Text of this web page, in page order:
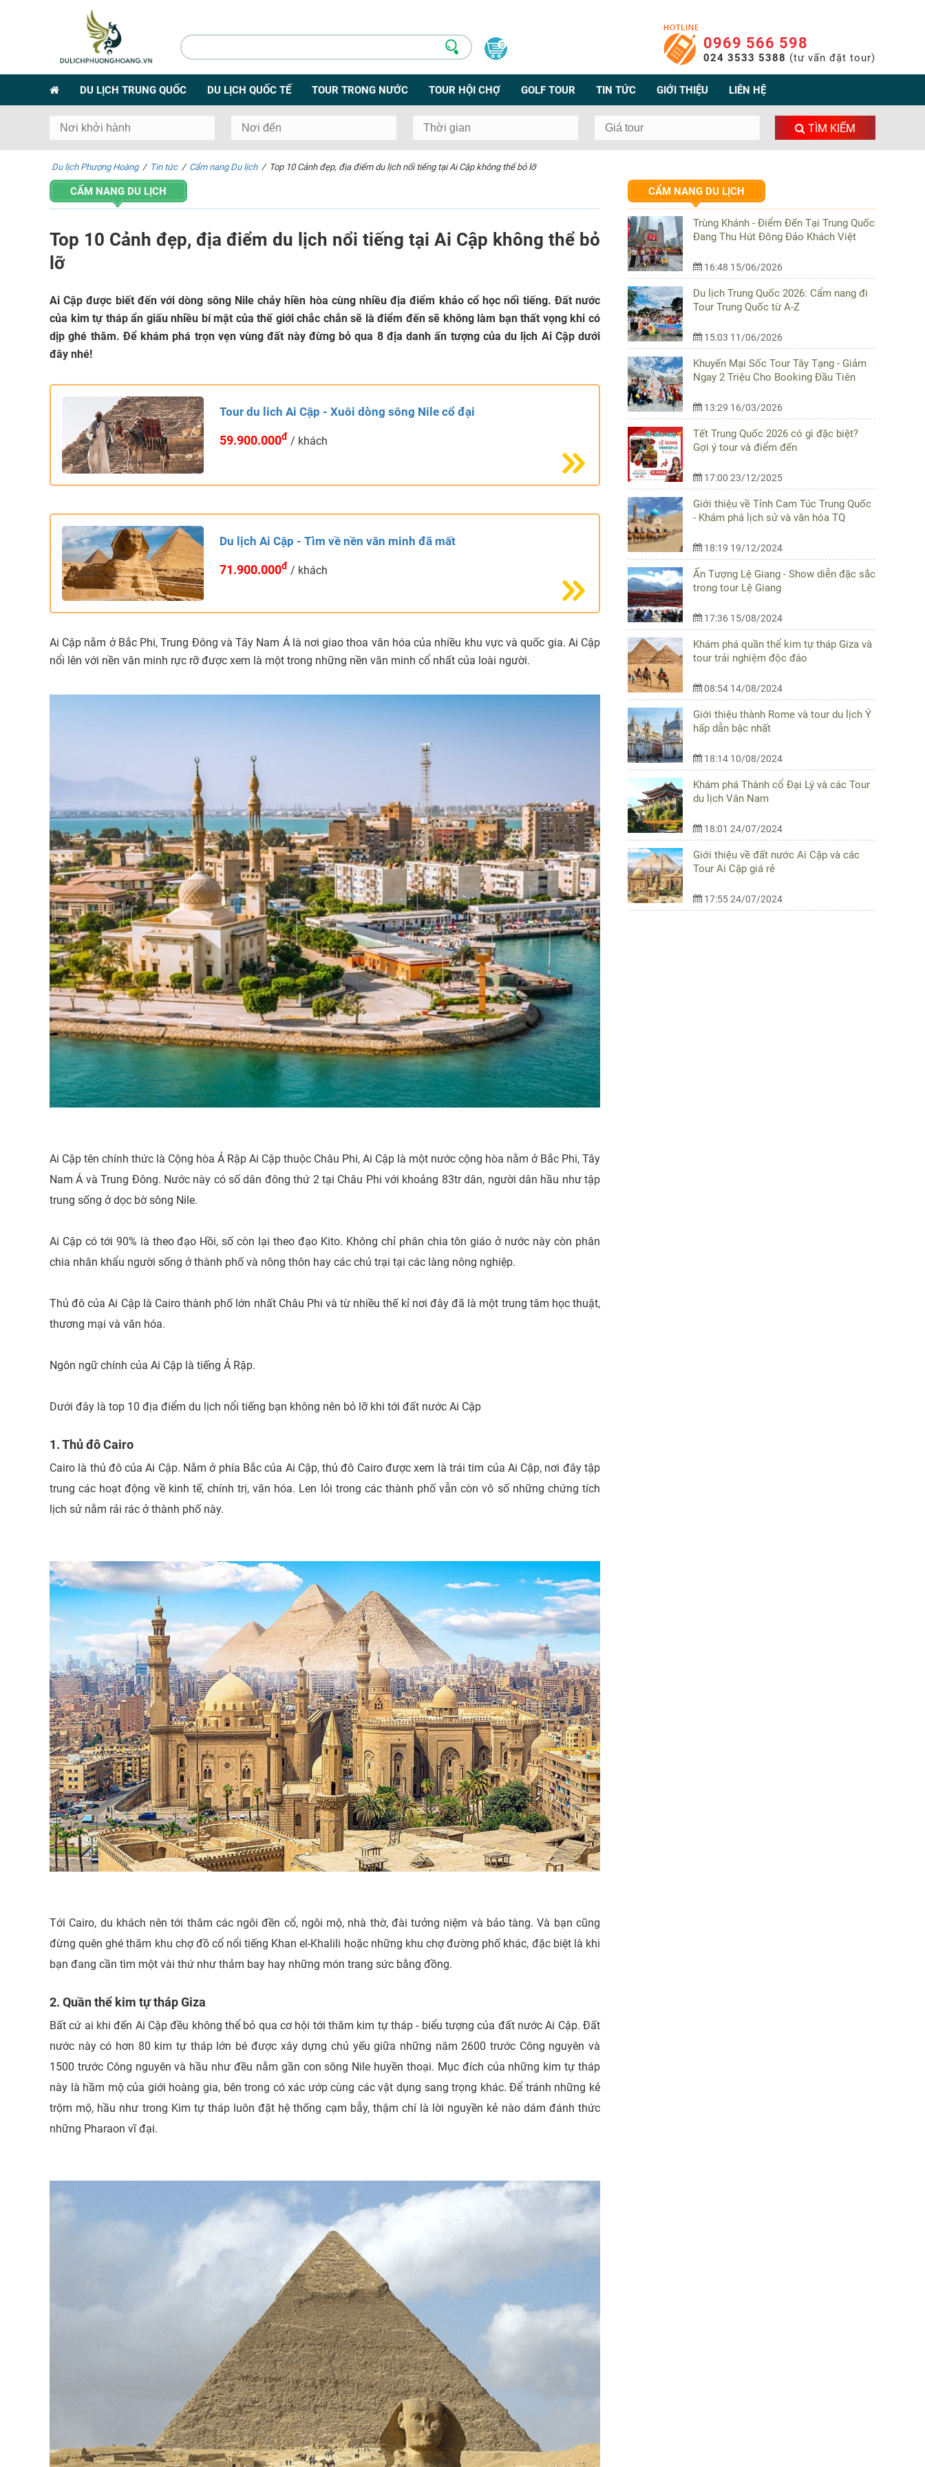
0 0969 566 598
024 3533 5388 (tư vấn đặt tour)
DU LỊCH TRUNG QUỐC DU LỊCH QUỐC TẾ TOUR TRONG NƯỚC TOUR HỘI CHỢ GOLF TOUR TIN TỨC GIỚI THIỆU LIÊN HỆ
TÌM KIẾM
Du lịch Phượng Hoàng / Tin tức / Cẩm nang Du lịch / Top 10 Cảnh đẹp, địa điểm du lịch nổi tiếng tại Ai Cập không thể bỏ lỡ
CẨM NANG DU LỊCH
Top 10 Cảnh đẹp, địa điểm du lịch nổi tiếng tại Ai Cập không thể bỏ
lỡ
Ai Cập được biết đến với dòng sông Nile chảy hiền hòa cùng nhiều địa điểm khảo cổ học nổi tiếng. Đất nước
của kim tự tháp ẩn giấu nhiều bí mật của thế giới chắc chắn sẽ là điểm đến sẽ không làm bạn thất vọng khi có
dịp ghé thăm. Để khám phá trọn vẹn vùng đất này đừng bỏ qua 8 địa danh ấn tượng của du lịch Ai Cập dưới
đây nhé!
Tour du lich Ai Cập - Xuôi dòng sông Nile cổ đại
59.900.000đ / khách
Du lịch Ai Cập - Tìm về nền văn minh đã mất
71.900.000đ / khách
Ai Cập nằm ở Bắc Phi, Trung Đông và Tây Nam Á là nơi giao thoa văn hóa của nhiều khu vực và quốc gia. Ai Cập
nổi lên với nền văn minh rực rỡ được xem là một trong những nền văn minh cổ nhất của loài người.
Ai Cập tên chính thức là Cộng hòa Ả Rập Ai Cập thuộc Châu Phi, Ai Cập là một nước cộng hòa nằm ở Bắc Phi, Tây
Nam Á và Trung Đông. Nước này có số dân đông thứ 2 tại Châu Phi với khoảng 83tr dân, người dân hầu như tập
trung sống ở dọc bờ sông Nile.
Ai Cập có tới 90% là theo đạo Hồi, số còn lại theo đạo Kito. Không chỉ phân chia tôn giáo ở nước này còn phân
chia nhân khẩu người sống ở thành phố và nông thôn hay các chủ trại tại các làng nông nghiệp.
Thủ đô của Ai Cập là Cairo thành phố lớn nhất Châu Phi và từ nhiều thế kỉ nơi đây đã là một trung tâm học thuật,
thương mại và văn hóa.
Ngôn ngữ chính của Ai Cập là tiếng Ả Rập.
Dưới đây là top 10 địa điểm du lịch nổi tiếng bạn không nên bỏ lỡ khi tới đất nước Ai Cập
1. Thủ đô Cairo
Cairo là thủ đô của Ai Cập. Nằm ở phía Bắc của Ai Cập, thủ đô Cairo được xem là trái tim của Ai Cập, nơi đây tập
trung các hoạt động về kinh tế, chính trị, văn hóa. Len lỏi trong các thành phố vẫn còn vô số những chứng tích
lịch sử nằm rải rác ở thành phố này.
Tới Cairo, du khách nên tới thăm các ngôi đền cổ, ngôi mộ, nhà thờ, đài tưởng niệm và bảo tàng. Và bạn cũng
đừng quên ghé thăm khu chợ đồ cổ nổi tiếng Khan el-Khalili hoặc những khu chợ đường phố khác, đặc biệt là khi
bạn đang cần tìm một vài thứ như thảm bay hay những món trang sức bằng đồng.
2. Quần thể kim tự tháp Giza
Bất cứ ai khi đến Ai Cập đều không thể bỏ qua cơ hội tới thăm kim tự tháp - biểu tượng của đất nước Ai Cập. Đất
nước này có hơn 80 kim tự tháp lớn bé được xây dựng chủ yếu giữa những năm 2600 trước Công nguyên và
1500 trước Công nguyên và hầu như đều nằm gần con sông Nile huyền thoại. Mục đích của những kim tự tháp
này là hầm mộ của giới hoàng gia, bên trong có xác ướp cùng các vật dụng sang trọng khác. Để tránh những kẻ
trộm mộ, hầu như trong Kim tự tháp luôn đặt hệ thống cạm bẫy, thậm chí là lời nguyền kẻ nào dám đánh thức
những Pharaon vĩ đại.
CẨM NANG DU LỊCH
Trùng Khánh - Điểm Đến Tại Trung Quốc
Đang Thu Hút Đông Đảo Khách Việt
16:48 15/06/2026
Du lịch Trung Quốc 2026: Cẩm nang đi
Tour Trung Quốc từ A-Z
15:03 11/06/2026
Khuyến Mại Sốc Tour Tây Tạng - Giảm
Ngay 2 Triệu Cho Booking Đầu Tiên
13:29 16/03/2026
Tết Trung Quốc 2026 có gì đặc biệt?
Gợi ý tour và điểm đến
17:00 23/12/2025
Giới thiệu về Tỉnh Cam Túc Trung Quốc
- Khám phá lịch sử và văn hóa TQ
18:19 19/12/2024
Ấn Tượng Lệ Giang - Show diễn đặc sắc
trong tour Lệ Giang
17:36 15/08/2024
Khám phá quần thể kim tự tháp Giza và
tour trải nghiệm độc đáo
08:54 14/08/2024
Giới thiệu thành Rome và tour du lịch Ý
hấp dẫn bậc nhất
18:14 10/08/2024
Khám phá Thành cổ Đại Lý và các Tour
du lịch Vân Nam
18:01 24/07/2024
Giới thiệu về đất nước Ai Cập và các
Tour Ai Cập giá rẻ
17:55 24/07/2024